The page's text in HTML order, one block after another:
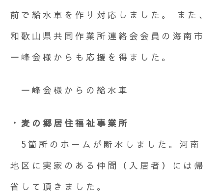
前で給水車を作り対応しました。 また、
和歌山県共同作業所連絡会会員の海南市
一峰会様からも応援を得ました。
一峰会様からの給水車
・麦の郷居住福祉事業所
5箇所のホームが断水しました。河南
地区に実家のある仲間（入居者）には帰
省して頂きました。